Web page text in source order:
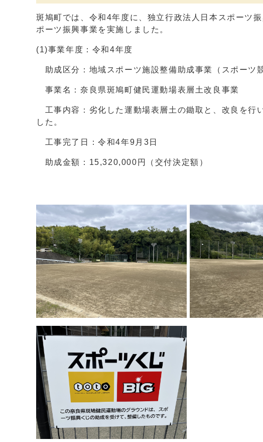
斑鳩町では、令和4年度に、独立行政法人日本スポーツ
ポーツ振興事業を実施しました。
(1)事業年度：令和4年度
助成区分：地域スポーツ施設整備助成事業（スポーツ
事業名：奈良県斑鳩町健民運動場表層土改良事業
工事内容：劣化した運動場表層土の鋤取と、改良を行
した。
工事完了日：令和4年9月3日
助成金額：15,320,000円（交付決定額）